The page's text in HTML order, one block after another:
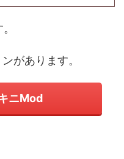
があります。
ニMod